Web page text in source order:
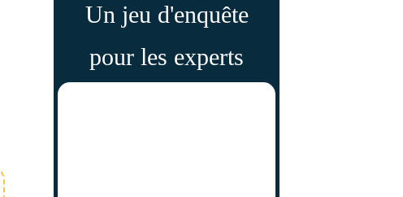
Un jeu d'enquête
pour les experts